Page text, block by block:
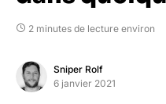
2 minutes de lecture environ
Sniper Rolf
6 janvier 2021